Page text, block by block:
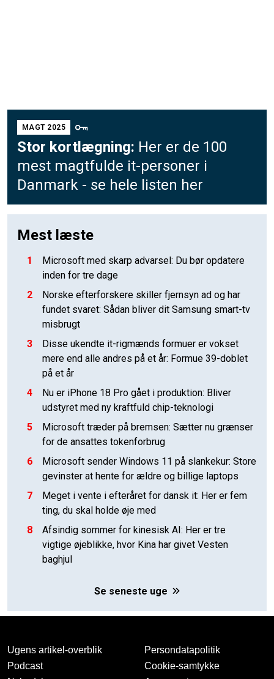
MAGT 2025
Stor kortlægning: Her er de 100
mest magtfulde it-personer i
Danmark - se hele listen her
Mest læste
1
Microsoft med skarp advarsel: Du bør opdatere
inden for tre dage
2
Norske efterforskere skiller fjernsyn ad og har
fundet svaret: Sådan bliver dit Samsung smart-tv
misbrugt
3
Disse ukendte it-rigmænds formuer er vokset
mere end alle andres på et år: Formue 39-doblet
på et år
4
Nu er iPhone 18 Pro gået i produktion: Bliver
udstyret med ny kraftfuld chip-teknologi
5
Microsoft træder på bremsen: Sætter nu grænser
for de ansattes tokenforbrug
6
Microsoft sender Windows 11 på slankekur: Store
gevinster at hente for ældre og billige laptops
7
Meget i vente i efteråret for dansk it: Her er fem
ting, du skal holde øje med
8
Afsindig sommer for kinesisk AI: Her er tre
vigtige øjeblikke, hvor Kina har givet Vesten
baghjul
Se seneste uge
Ugens artikel-overblik
Podcast
Persondatapolitik
Cookie-samtykke